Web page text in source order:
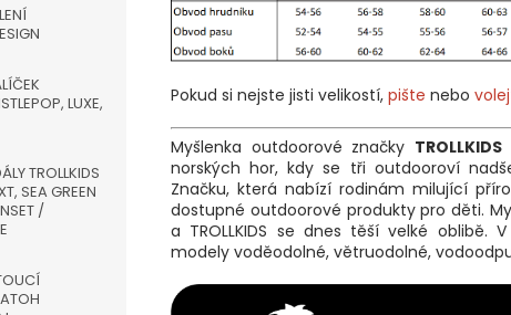
LUXE,
TROLLKIDS
SEA GREEN
/
Pokud si nejste jisti velikostí, pište nebo
Myšlenka outdoorové značky TROLLKIDS
norských hor, kdy se tři outdooroví
Značku, která nabízí rodinám milující
dostupné outdoorové produkty pro děti.
a TROLLKIDS se dnes těší velké oblibě.
modely voděodolné, větruodolné,